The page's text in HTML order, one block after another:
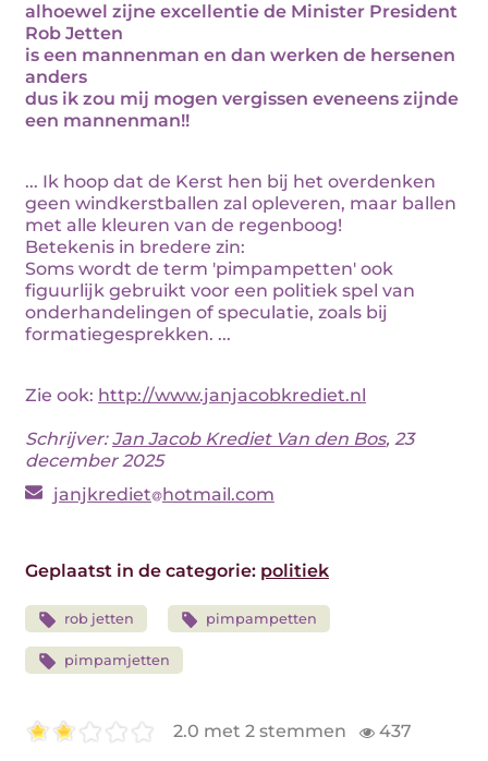
alhoewel zijne excellentie de Minister President
Rob Jetten
is een mannenman en dan werken de hersenen
anders
dus ik zou mij mogen vergissen eveneens zijnde
een mannenman!!
... Ik hoop dat de Kerst hen bij het overdenken
geen windkerstballen zal opleveren, maar ballen
met alle kleuren van de regenboog!
Betekenis in bredere zin:
Soms wordt de term 'pimpampetten' ook
figuurlijk gebruikt voor een politiek spel van
onderhandelingen of speculatie, zoals bij
formatiegesprekken. ...
Zie ook: http://www.janjacobkrediet.nl
Schrijver:Jan Jacob Krediet Van den Bos, 23
december 2025
janjkrediet hotmail.com
Geplaatst in de categorie: politiek
rob jetten pimpampetten
pimpamjetten
2.0 met 2 stemmen 437